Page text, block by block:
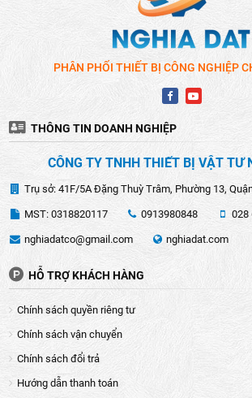
PHÂN PHỐI THIẾT BỊ CÔNG NGHIỆP
THÔNG TIN DOANH NGHIỆP
CÔNG TY TNHH THIẾT BỊ VẬT TƯ
Trụ sở: 41F/5A Đặng Thuỳ Trâm, Phường 13,
MST: 0318820117 0913980848 028
nghiadatco@gmail.com nghiadat.com
HỖ TRỢ KHÁCH HÀNG
Chính sách quyền riêng tư
Chính sách vận chuyển
Chính sách đổi trả
Hướng dẫn thanh toán